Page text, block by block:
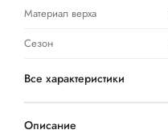
Материал верха
Сезон
Все характеристики
Описание